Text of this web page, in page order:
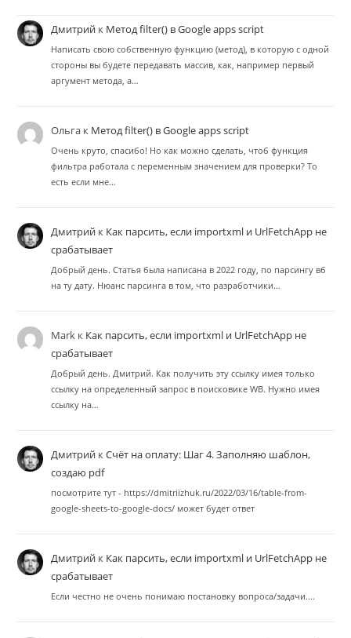
Дмитрийк Метод filter() в Google apps script
Написать свою собственную функцию (метод), в которую с одной
стороны вы будете передавать массив, как, например первый
аргумент метода, а…
Ольгак Метод filter() в Google apps script
Очень круто, спасибо! Но как можно сделать, чтоб функция
фильтра работала с переменным значением для проверки? То
есть если мне…
Дмитрийк Как парсить, если importxml и UrlFetchApp не
срабатывает
Добрый день. Статья была написана в 2022 году, по парсингу вб
на ту дату. Нюанс парсинга в том, что разработчики…
Markк Как парсить, если importxml и UrlFetchApp не
срабатывает
Добрый день. Дмитрий. Как получить эту ссылку имея только
ссылку на определенный запрос в поисковике WB. Нужно имея
ссылку на…
ДмитрийкСчёт на оплату: Шаг 4. Заполняю шаблон,
создаю pdf
посмотрите тут - https://dmitriizhuk.ru/2022/03/16/table-from-
google-sheets-to-google-docs/ может будет ответ
Дмитрийк Как парсить, если importxml и UrlFetchApp не
срабатывает
Если честно не очень понимаю постановку вопроса/задачи....